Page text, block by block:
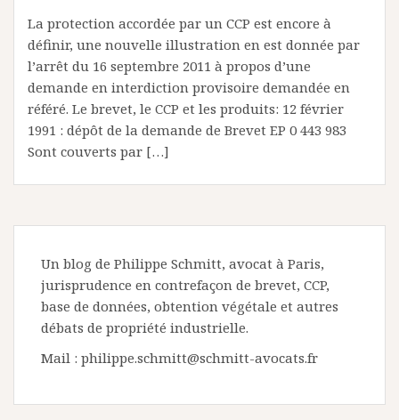
La protection accordée par un CCP est encore à
définir, une nouvelle illustration en est donnée par
l’arrêt du 16 septembre 2011 à propos d’une
demande en interdiction provisoire demandée en
référé. Le brevet, le CCP et les produits: 12 février
1991 : dépôt de la demande de Brevet EP 0 443 983
Sont couverts par […]
Un blog de Philippe Schmitt, avocat à Paris,
jurisprudence en contrefaçon de brevet, CCP,
base de données, obtention végétale et autres
débats de propriété industrielle.
Mail : philippe.schmitt@schmitt-avocats.fr